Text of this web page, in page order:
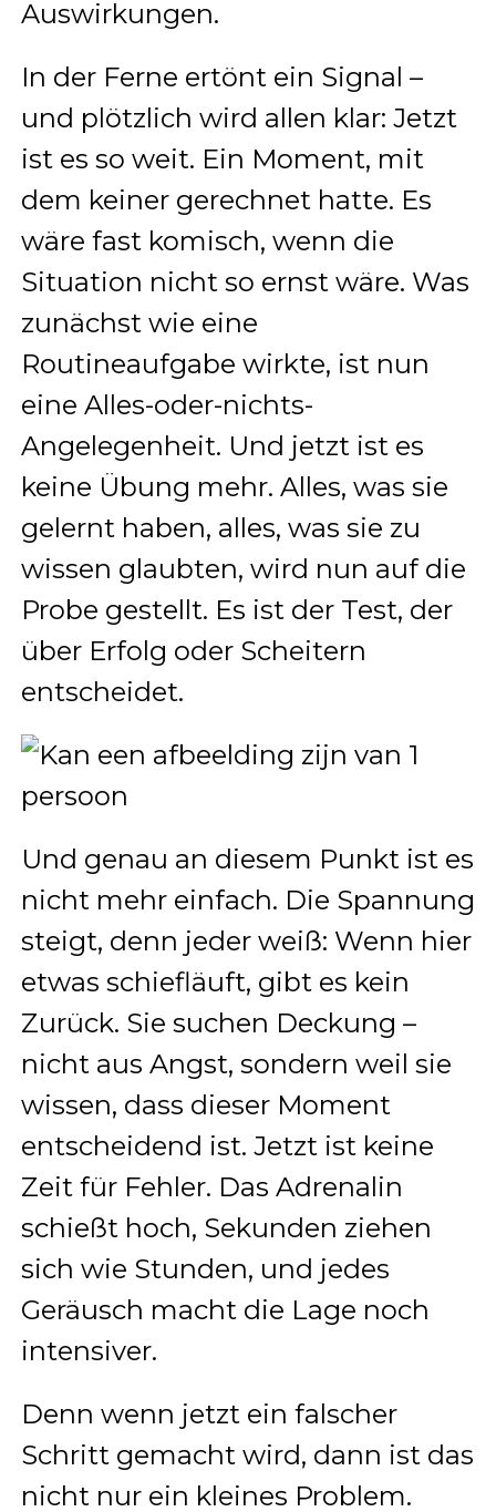
Auswirkungen.
In der Ferne ertönt ein Signal –
und plötzlich wird allen klar: Jetzt
ist es so weit. Ein Moment, mit
dem keiner gerechnet hatte. Es
wäre fast komisch, wenn die
Situation nicht so ernst wäre. Was
zunächst wie eine
Routineaufgabe wirkte, ist nun
eine Alles-oder-nichts-
Angelegenheit. Und jetzt ist es
keine Übung mehr. Alles, was sie
gelernt haben, alles, was sie zu
wissen glaubten, wird nun auf die
Probe gestellt. Es ist der Test, der
über Erfolg oder Scheitern
entscheidet.
Und genau an diesem Punkt ist es
nicht mehr einfach. Die Spannung
steigt, denn jeder weiß: Wenn hier
etwas schiefläuft, gibt es kein
Zurück. Sie suchen Deckung –
nicht aus Angst, sondern weil sie
wissen, dass dieser Moment
entscheidend ist. Jetzt ist keine
Zeit für Fehler. Das Adrenalin
schießt hoch, Sekunden ziehen
sich wie Stunden, und jedes
Geräusch macht die Lage noch
intensiver.
Denn wenn jetzt ein falscher
Schritt gemacht wird, dann ist das
nicht nur ein kleines Problem.